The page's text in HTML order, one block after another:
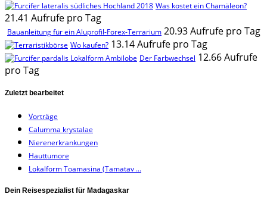
Was kostet ein Chamäleon?
21.41 Aufrufe pro Tag
Bauanleitung für ein Aluprofil-Forex-Terrarium 20.93 Aufrufe pro Tag
Wo kaufen? 13.14 Aufrufe pro Tag
Der Farbwechsel 12.66 Aufrufe
pro Tag
Zuletzt bearbeitet
Vorträge
Calumma krystalae
Nierenerkrankungen
Hauttumore
Lokalform Toamasina (Tamatav ...
Dein Reisespezialist für Madagaskar